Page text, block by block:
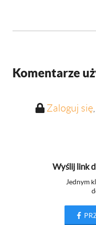
Komentarze
Zaloguj się
Wyślij link
Jednym